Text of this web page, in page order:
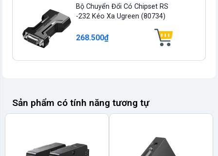
Bộ Chuyển Đổi Có Chipset RS
-232 Kéo Xa Ugreen (80734)
268.500₫
Sản phẩm có tính năng tương tự